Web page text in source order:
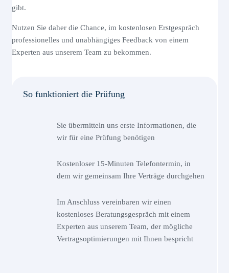
gibt.
Nutzen Sie daher die Chance, im kostenlosen Erstgespräch
professionelles und unabhängiges Feedback von einem
Experten aus unserem Team zu bekommen.
So funktioniert die Prüfung
Sie übermitteln uns erste Informationen, die
wir für eine Prüfung benötigen
Kostenloser 15-Minuten Telefontermin, in
dem wir gemeinsam Ihre Verträge durchgehen
Im Anschluss vereinbaren wir einen
kostenloses Beratungsgespräch mit einem
Experten aus unserem Team, der mögliche
Vertragsoptimierungen mit Ihnen bespricht